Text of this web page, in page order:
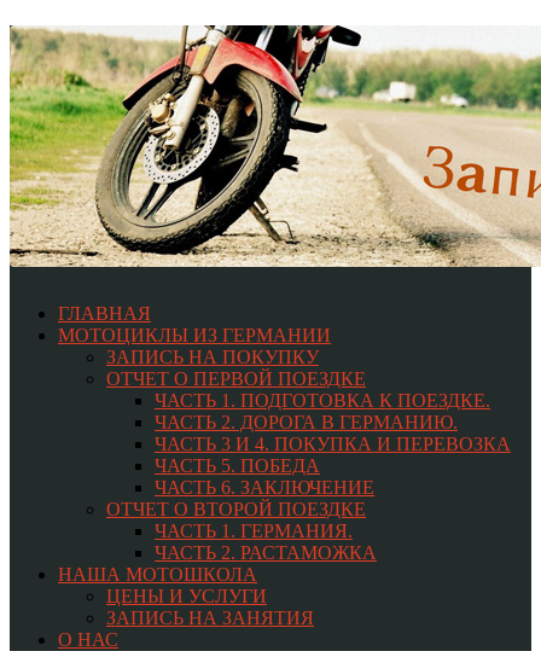
ГЛАВНАЯ
МОТОЦИКЛЫ ИЗ ГЕРМАНИИ
ЗАПИСЬ НА ПОКУПКУ
ОТЧЕТ О ПЕРВОЙ ПОЕЗДКЕ
ЧАСТЬ 1. ПОДГОТОВКА К ПОЕЗДКЕ.
ЧАСТЬ 2. ДОРОГА В ГЕРМАНИЮ.
ЧАСТЬ 3 И 4. ПОКУПКА И ПЕРЕВОЗКА
ЧАСТЬ 5. ПОБЕДА
ЧАСТЬ 6. ЗАКЛЮЧЕНИЕ
ОТЧЕТ О ВТОРОЙ ПОЕЗДКЕ
ЧАСТЬ 1. ГЕРМАНИЯ.
ЧАСТЬ 2. РАСТАМОЖКА
НАША МОТОШКОЛА
ЦЕНЫ И УСЛУГИ
ЗАПИСЬ НА ЗАНЯТИЯ
О НАС